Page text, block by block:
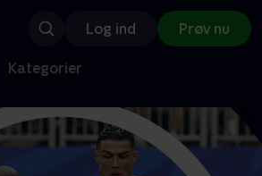
Log ind Prøv nu
Kategorier